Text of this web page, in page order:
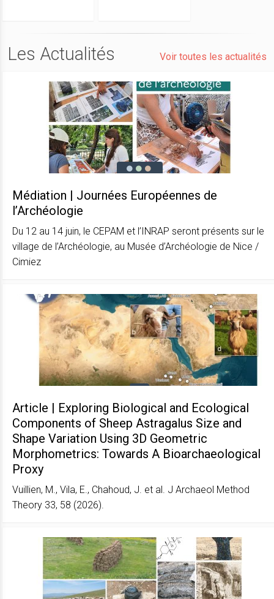
Les Actualités Voir toutes les actualités
Médiation | Journées Européennes de
l’Archéologie
Du 12 au 14 juin, le CEPAM et l’INRAP seront présents sur le
village de l’Archéologie, au Musée d’Archéologie de Nice /
Cimiez
Article | Exploring Biological and Ecological
Components of Sheep Astragalus Size and
Shape Variation Using 3D Geometric
Morphometrics: Towards A Bioarchaeological
Proxy
Vuillien, M., Vila, E., Chahoud, J. et al. J Archaeol Method
Theory 33, 58 (2026).